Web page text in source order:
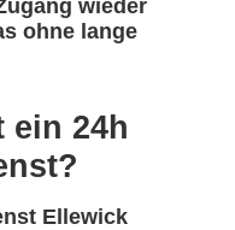
wieder
ohne lange
ein 24h
Ellewick